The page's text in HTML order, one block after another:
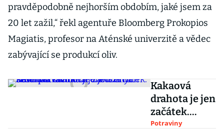
pravděpodobně nejhorším obdobím, jaké jsem za
20 let zažil,“ řekl agentuře Bloomberg Prokopios
Magiatis, profesor na Aténské univerzitě a vědec
zabývající se produkcí oliv.
Kakaová
drahota je jen
začátek.
Sedmadvacít
Potraviny